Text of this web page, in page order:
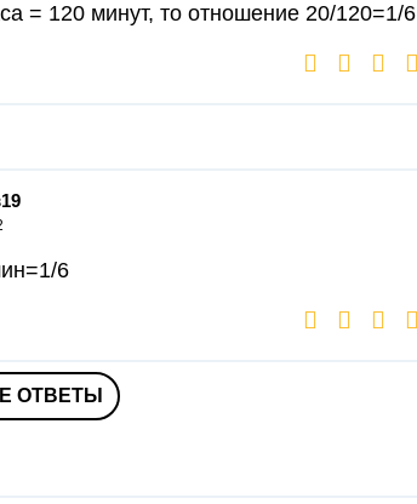
= 120 минут, то отношение 20/120=1/6
6
ОТВЕТЫ